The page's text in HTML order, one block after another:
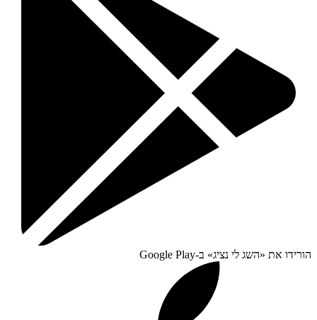
הורידו את «השג לי נציג» ב-Google Play